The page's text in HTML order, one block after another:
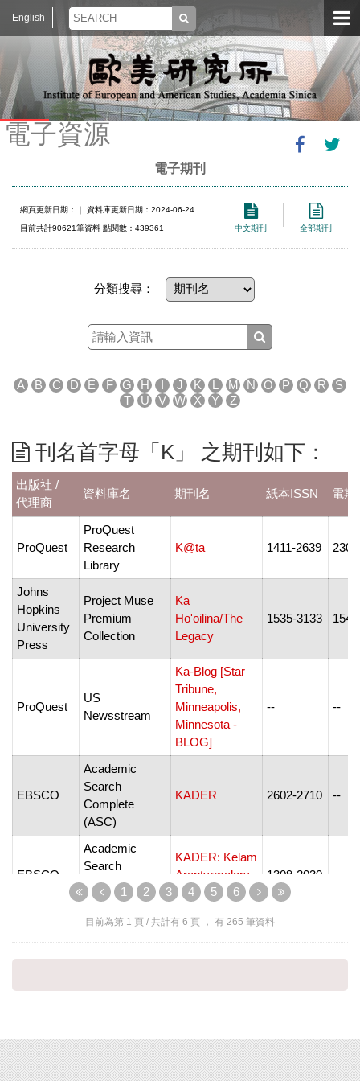
English
電子資源
電子期刊
中文期刊 全部期刊
網頁更新日期： ｜ 資料庫更新日期：2024-06-24
目前共計90621筆資料 點閱數：439361
分類搜尋：
A B C D E F G H I J K L M N O P Q R
S
T
U V W X Y Z
刊名首字母「K」 之期刊如下：
出版社 /
代理商
資料庫名 期刊名 紙本ISSN 電期
ProQuest
ProQuest
Research
Library
K@ta 1411-2639
Johns
Hopkins
University
Press
Project Muse
Premium
Collection
Ka
Ho'oilina/The
Legacy
1535-3133
ProQuest
US
Newsstream
Ka-Blog [Star
Tribune,
Minneapolis,
Minnesota -
BLOG]
-- --
EBSCO
Academic
Search
Complete
(ASC)
KADER 2602-2710 --
EBSCO
Academic
Search
Complete
(ASC)
KADER: Kelam
Araptyrmalary
Dergisi
1309-2030
Academic
Search
Complete
Complete
(ASC)
Bülteni
1 2 3 4 5 6
目前為第 1 頁 / 共計有 6 頁 ， 有 265 筆資料